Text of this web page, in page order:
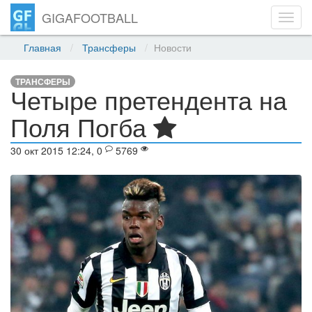
GIGAFOOTBALL
Главная Трансферы Новости
ТРАНСФЕРЫ
Четыре претендента на
Поля Погба
30 окт 2015 12:24, 0 5769